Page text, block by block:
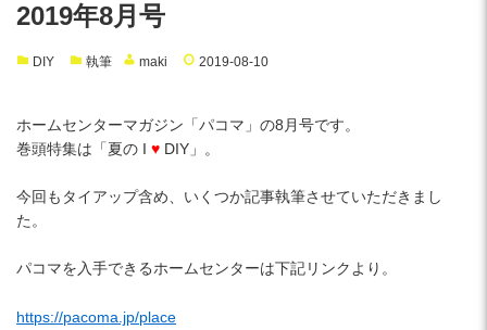
2019年8月号
DIY 執筆 maki 2019-08-10
ホームセンターマガジン「パコマ」の8月号です。
巻頭特集は「夏の I ♥ DIY」。
今回もタイアップ含め、いくつか記事執筆させていただきまし
た。
パコマを入手できるホームセンターは下記リンクより。
https://pacoma.jp/place